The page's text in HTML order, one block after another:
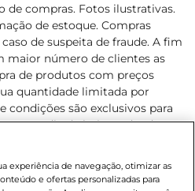
de compras. Fotos ilustrativas.
de estoque. Compras
de suspeita de fraude. A fim
maior número de clientes as
de produtos com preços
quantidade limitada por
condições são exclusivos para
o dia de hoje, podendo
notificação. Proibida a venda
II (Estatuto da Criança e do
experiência de navegação, otimizar as
e ofertas personalizadas para